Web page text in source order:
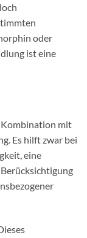
oder
ist eine
Kombination mit
Es hilft zwar bei
eine